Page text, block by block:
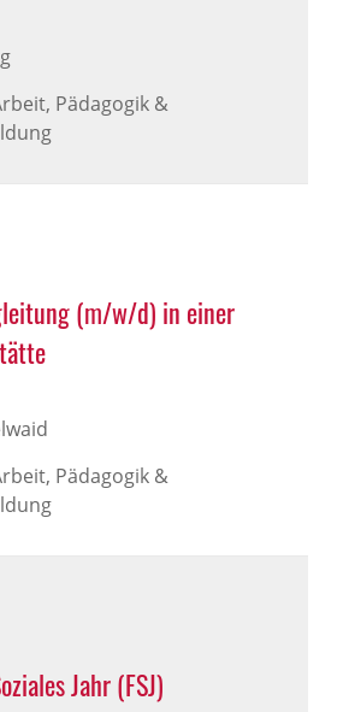
Pädagogik &
(m/w/d) in einer
Pädagogik &
Jahr (FSJ)